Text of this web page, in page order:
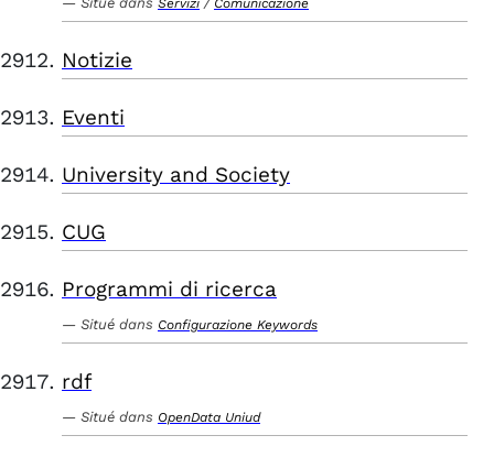
Servizi Comunicazione
Notizie
Eventi
University and Society
CUG
Programmi di ricerca
Situé dans Configurazione Keywords
rdf
Situé dans OpenData Uniud